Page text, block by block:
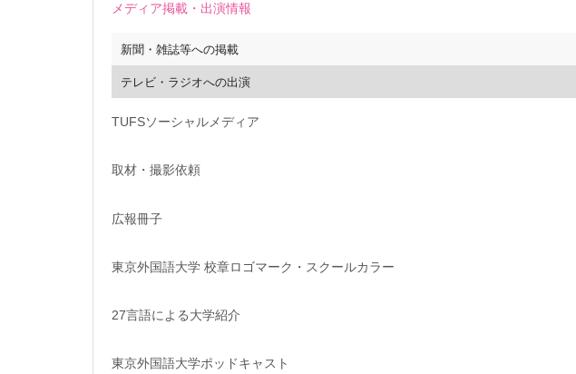
メディア掲載・出演情報
新聞・雑誌等への掲載
テレビ・ラジオへの出演
TUFSソーシャルメディア
取材・撮影依頼
広報冊子
東京外国語大学 校章ロゴマーク・スクールカラー
27言語による大学紹介
東京外国語大学ポッドキャスト